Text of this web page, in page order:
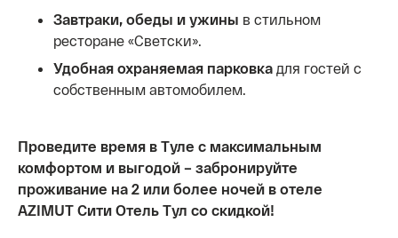
Завтраки, обеды и ужины в стильном
ресторане «Светски».
Удобная охраняемая парковка для гостей с
собственным автомобилем.
Проведите время в Туле с максимальным
комфортом и выгодой – забронируйте
проживание на 2 или более ночей в отеле
AZIMUT Сити Отель Тул со скидкой!